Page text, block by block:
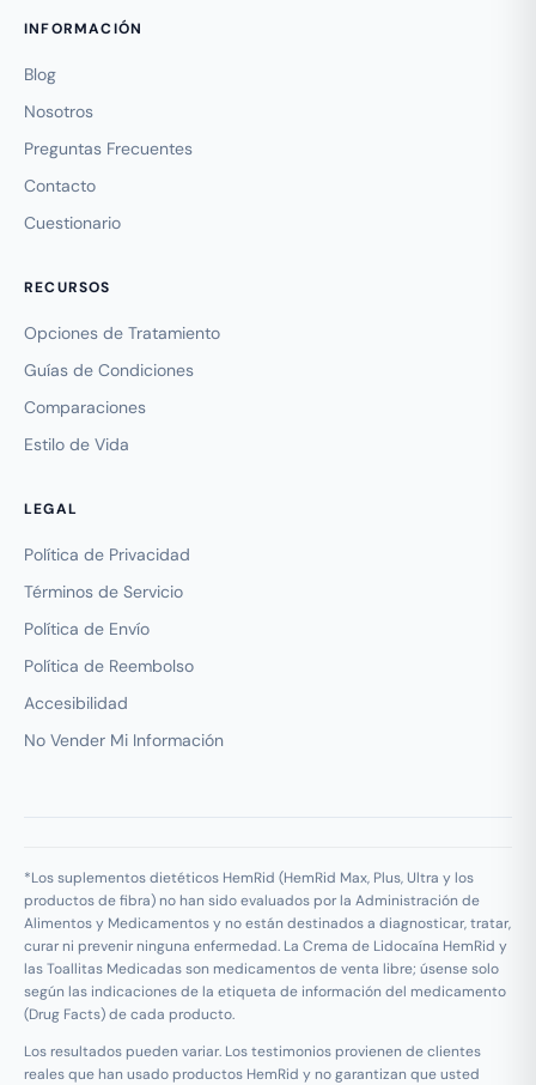
INFORMACIÓN
Blog
Nosotros
Preguntas Frecuentes
Contacto
Cuestionario
RECURSOS
Opciones de Tratamiento
Guías de Condiciones
Comparaciones
Estilo de Vida
LEGAL
Política de Privacidad
Términos de Servicio
Política de Envío
Política de Reembolso
Accesibilidad
No Vender Mi Información
*Los suplementos dietéticos HemRid (HemRid Max, Plus, Ultra y los
productos de fibra) no han sido evaluados por la Administración de
Alimentos y Medicamentos y no están destinados a diagnosticar, tratar,
curar ni prevenir ninguna enfermedad. La Crema de Lidocaína HemRid y
las Toallitas Medicadas son medicamentos de venta libre; úsense solo
según las indicaciones de la etiqueta de información del medicamento
(Drug Facts) de cada producto.
Los resultados pueden variar. Los testimonios provienen de clientes
reales que han usado productos HemRid y no garantizan que usted